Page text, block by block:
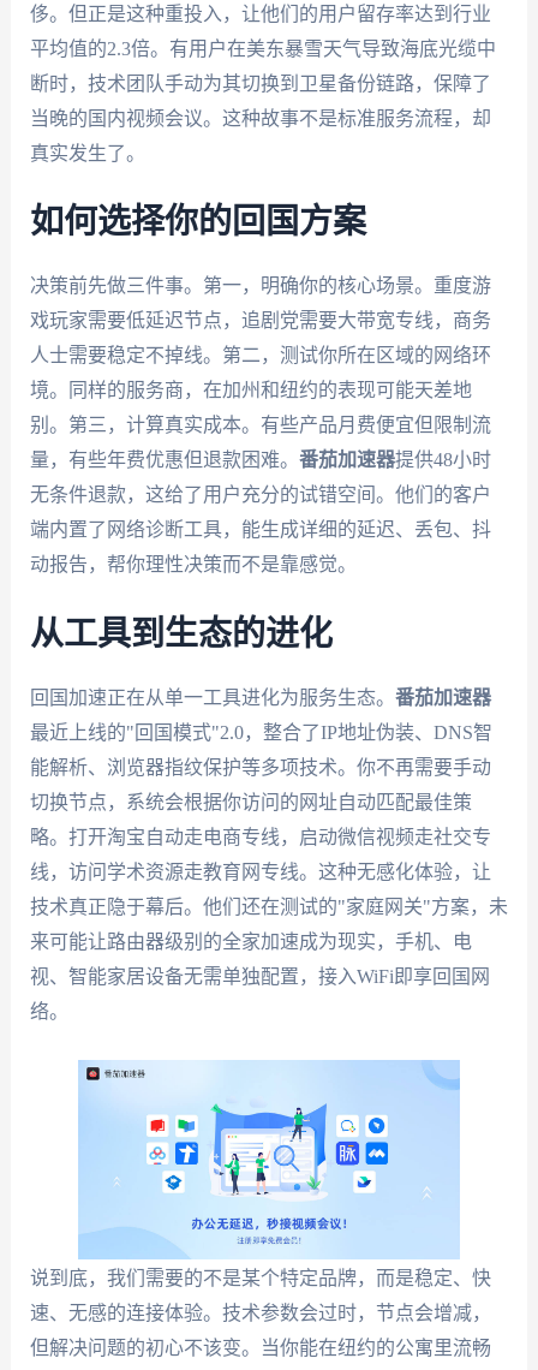
侈。但正是这种重投入，让他们的用户留存率达到行业
平均值的2.3倍。有用户在美东暴雪天气导致海底光缆中
断时，技术团队手动为其切换到卫星备份链路，保障了
当晚的国内视频会议。这种故事不是标准服务流程，却
真实发生了。
如何选择你的回国方案
决策前先做三件事。第一，明确你的核心场景。重度游
戏玩家需要低延迟节点，追剧党需要大带宽专线，商务
人士需要稳定不掉线。第二，测试你所在区域的网络环
境。同样的服务商，在加州和纽约的表现可能天差地
别。第三，计算真实成本。有些产品月费便宜但限制流
量，有些年费优惠但退款困难。 番茄加速器提供48小时
无条件退款，这给了用户充分的试错空间。他们的客户
端内置了网络诊断工具，能生成详细的延迟、丢包、抖
动报告，帮你理性决策而不是靠感觉。
从工具到生态的进化
回国加速正在从单一工具进化为服务生态。 番茄加速器
最近上线的"回国模式"2.0，整合了IP地址伪装、DNS智
能解析、浏览器指纹保护等多项技术。你不再需要手动
切换节点，系统会根据你访问的网址自动匹配最佳策
略。打开淘宝自动走电商专线，启动微信视频走社交专
线，访问学术资源走教育网专线。这种无感化体验，让
技术真正隐于幕后。他们还在测试的"家庭网关"方案，未
来可能让路由器级别的全家加速成为现实，手机、电
视、智能家居设备无需单独配置，接入WiFi即享回国网
络。
说到底，我们需要的不是某个特定品牌，而是稳定、快
速、无感的连接体验。技术参数会过时，节点会增减，
但解决问题的初心不该变。当你能在纽约的公寓里流畅